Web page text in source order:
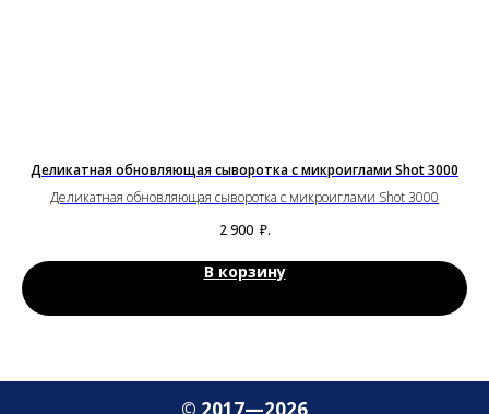
Деликатная обновляющая сыворотка с микроиглами Shot 3000
Деликатная обновляющая сыворотка с микроиглами Shot 3000
2 900 ₽.
В корзину